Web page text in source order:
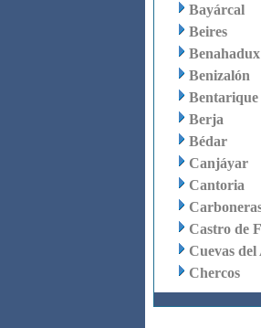
Bayárcal
Beires
Benahadux
Benizalón
Bentarique
Berja
Bédar
Canjáyar
Cantoria
Castro de
Cuevas
Chercos